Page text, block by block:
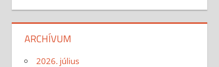
ARCHÍVUM
2026. július